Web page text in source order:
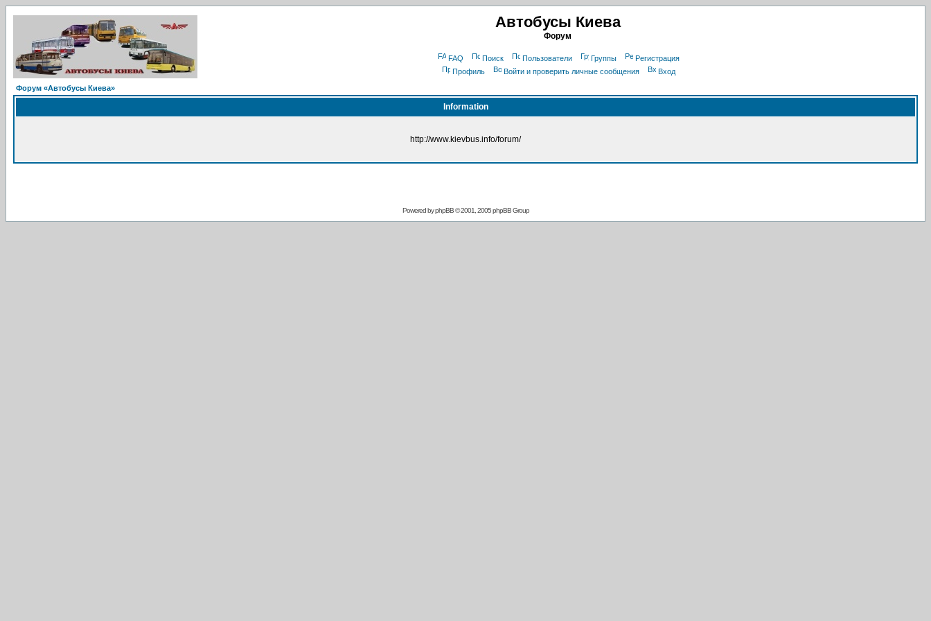
Автобусы Киева
Форум
FAQ Поиск Пользователи Группы
Регистрация
Профиль
Войти и проверить личные сообщения
Вход
Форум «Автобусы Киева»
Information
http://www.kievbus.info/forum/
Powered byphpBB© 2001, 2005 phpBB Group